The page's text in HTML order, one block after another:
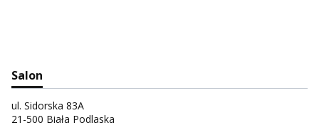
Salon
ul. Sidorska 83A
21-500 Biała Podlaska